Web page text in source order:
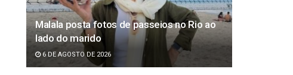
Malala posta fotos de passeios no Rio ao
lado do marido
6 DE AGOSTO DE 2026